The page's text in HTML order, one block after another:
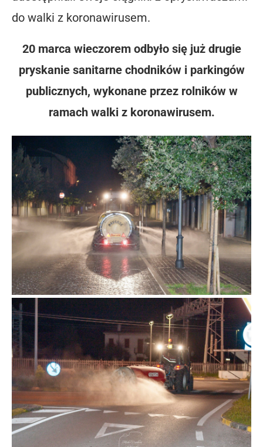
do walki z koronawirusem.
20 marca wieczorem odbyło się już drugie
pryskanie sanitarne chodników i parkingów
publicznych, wykonane przez rolników w
ramach walki z koronawirusem.